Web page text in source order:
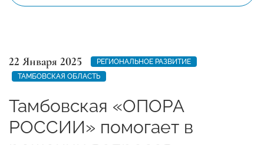
22 Января 2025
РЕГИОНАЛЬНОЕ РАЗВИТИЕ
ТАМБОВСКАЯ ОБЛАСТЬ
Тамбовская «ОПОРА
РОССИИ» помогает в